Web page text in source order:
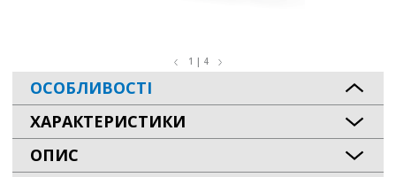
1 | 4
ОСОБЛИВОСТІ
ХАРАКТЕРИСТИКИ
ОПИС